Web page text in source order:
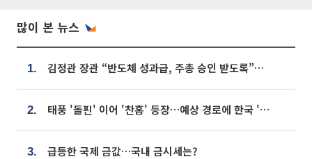
많이 본 뉴스
1. 김정관 장관 “반도체 성과급, 주총 승인 받도록”…상법·자본시장법 개정 시사
2. 태풍 '돌핀' 이어 '찬홈' 등장…예상 경로에 한국 '한숨'
3. 급등한 국제 금값…국내 금시세는?